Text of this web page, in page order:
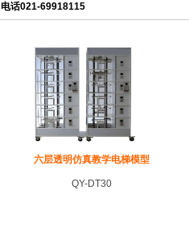
电话021-69918115
六层透明仿真教学电梯模型
QY-DT30